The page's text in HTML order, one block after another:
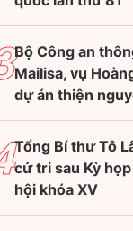
Bộ Công an
Mailisa, vụ
dự án thiện
Tổng Bí thư Tô
cử tri sau Kỳ
hội khóa XV